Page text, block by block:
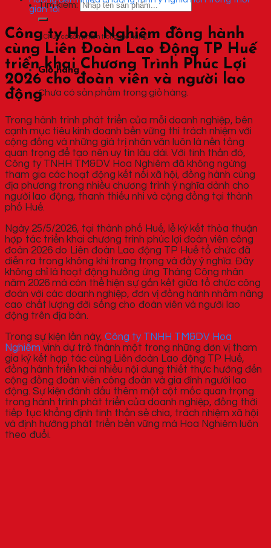
Tìm kiếm:
Chưa có sản phẩm trong giỏ hàng.
Giỏ hàng
Chưa có sản phẩm trong giỏ hàng.
gian tới
Công ty Hoa Nghiêm đồng hành
cùng Liên Đoàn Lao Động TP Huế
triển khai Chương Trình Phúc Lợi
2026 cho đoàn viên và người lao
động
Trong hành trình phát triển của mỗi doanh nghiệp, bên
cạnh mục tiêu kinh doanh bền vững thì trách nhiệm với
cộng đồng và những giá trị nhân văn luôn là nền tảng
quan trọng để tạo nên uy tín lâu dài. Với tinh thần đó,
Công ty TNHH TM&DV Hoa Nghiêm đã không ngừng
tham gia các hoạt động kết nối xã hội, đồng hành cùng
địa phương trong nhiều chương trình ý nghĩa dành cho
người lao động, thanh thiếu nhi và cộng đồng tại thành
phố Huế.
Ngày 25/5/2026, tại thành phố Huế, lễ ký kết thỏa thuận
hợp tác triển khai chương trình phúc lợi đoàn viên công
đoàn 2026 do Liên đoàn Lao động TP Huế tổ chức đã
diễn ra trong không khí trang trọng và đầy ý nghĩa. Đây
không chỉ là hoạt động hưởng ứng Tháng Công nhân
năm 2026 mà còn thể hiện sự gắn kết giữa tổ chức công
đoàn với các doanh nghiệp, đơn vị đồng hành nhằm nâng
cao chất lượng đời sống cho đoàn viên và người lao
động trên địa bàn.
Trong sự kiện lần này, Công ty TNHH TM&DV Hoa
Nghiêm vinh dự trở thành một trong những đơn vị tham
gia ký kết hợp tác cùng Liên đoàn Lao động TP Huế,
đồng hành triển khai nhiều nội dung thiết thực hướng đến
cộng đồng đoàn viên công đoàn và gia đình người lao
động. Sự kiện đánh dấu thêm một cột mốc quan trọng
trong hành trình phát triển của doanh nghiệp, đồng thời
tiếp tục khẳng định tinh thần sẻ chia, trách nhiệm xã hội
và định hướng phát triển bền vững mà Hoa Nghiêm luôn
theo đuổi.